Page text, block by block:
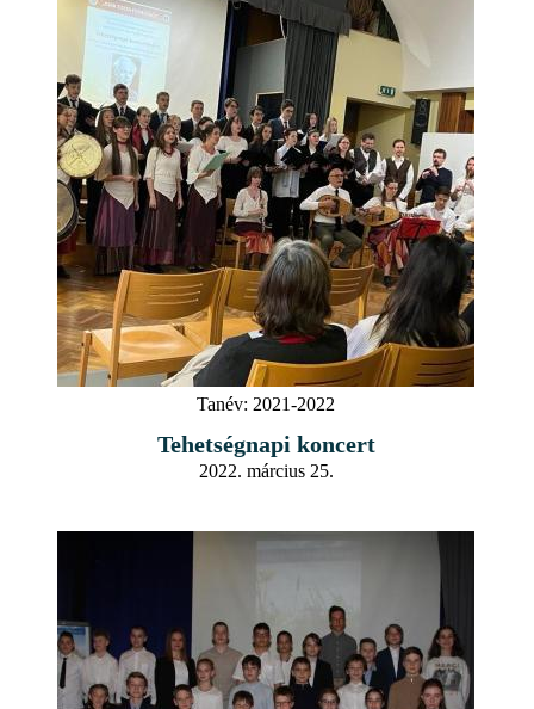
Tanév: 2021-2022
Tehetségnapi koncert
2022. március 25.